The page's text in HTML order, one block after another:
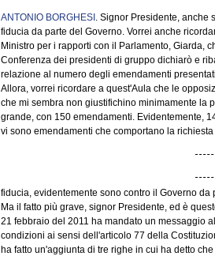
ANTONIO BORGHESI . Signor Presidente, anche
fiducia da parte del Governo. Vorrei anche
Ministro per i rapporti con il Parlamento, Giarda,
Conferenza dei presidenti di gruppo dichiarò e
relazione al numero degli emendamenti
Allora, vorrei ricordare a quest'Aula che le
che mi sembra non giustifichino minimamente la
grande, con 150 emendamenti. Evidentemente,
vi sono emendamenti che comportano la richiesta
fiducia, evidentemente sono contro il Governo
Ma il fatto più grave, signor Presidente, ed è
21 febbraio del 2011 ha mandato un messaggio
condizioni ai sensi dell'articolo 77 della
ha fatto un'aggiunta di tre righe in cui ha detto